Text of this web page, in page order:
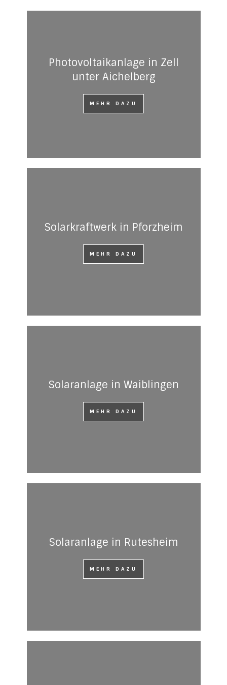
Photovoltaikanlage in Zell
unter Aichelberg
MEHR DAZU
Solarkraftwerk in Pforzheim
MEHR DAZU
Solaranlage in Waiblingen
MEHR DAZU
Solaranlage in Rutesheim
MEHR DAZU